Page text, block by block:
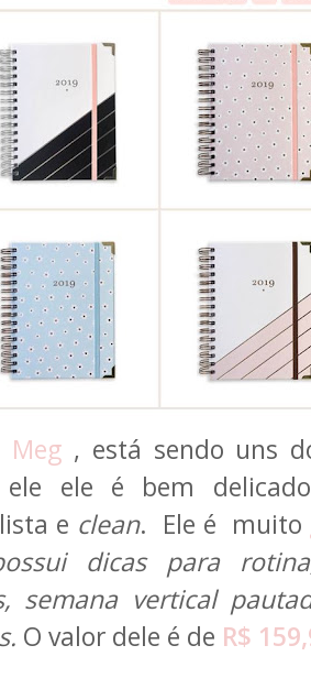
Meg , está sendo uns
ele ele é bem
e clean. Ele é muito
dicas para
semana vertical
O valor dele é de R$